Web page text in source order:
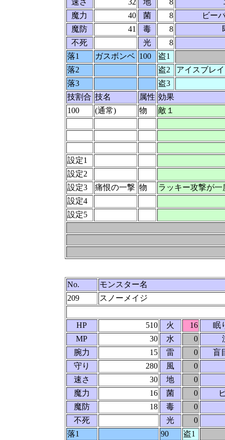
魔力
40 菌 8
ビー
魔防
41 毒 8
不死
光
8
落1
ガスボンベ 100
盗1
落2
盗2
アイスブレ
落3
盗3
技割合 技名 属性 効果
100
(通常) 物 敵１
設定1
設定2
設定3
痛恨の一撃 物
ラッキー攻撃が
設定4
設定5
No.
モンスター名
209
スノーメイジ
HP 510 火 16
眠
MP
30 水 0
腕力
15 雷 0
盲
守り
280 風
0
速さ
30 地
0
魔力
16 菌 0
魔防
18 毒
0
不死
光
0
落1
90
盗1